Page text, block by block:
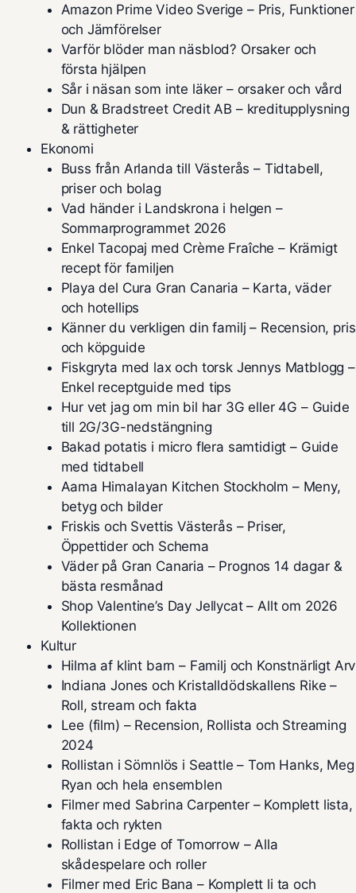
Amazon Prime Video Sverige – Pris, Funktioner
och Jämförelser
Varför blöder man näsblod? Orsaker och
första hjälpen
Sår i näsan som inte läker – orsaker och vård
Dun & Bradstreet Credit AB – kreditupplysning
& rättigheter
Ekonomi
Buss från Arlanda till Västerås – Tidtabell,
priser och bolag
Vad händer i Landskrona i helgen –
Sommarprogrammet 2026
Enkel Tacopaj med Crème Fraîche – Krämigt
recept för familjen
Playa del Cura Gran Canaria – Karta, väder
och hotellips
Känner du verkligen din familj – Recension, pris
och köpguide
Fiskgryta med lax och torsk Jennys Matblogg –
Enkel receptguide med tips
Hur vet jag om min bil har 3G eller 4G – Guide
till 2G/3G-nedstängning
Bakad potatis i micro flera samtidigt – Guide
med tidtabell
Aama Himalayan Kitchen Stockholm – Meny,
betyg och bilder
Friskis och Svettis Västerås – Priser,
Öppettider och Schema
Väder på Gran Canaria – Prognos 14 dagar &
bästa resmånad
Shop Valentine’s Day Jellycat – Allt om 2026
Kollektionen
Kultur
Hilma af klint barn – Familj och Konstnärligt Arv
Indiana Jones och Kristalldödskallens Rike –
Roll, stream och fakta
Lee (film) – Recension, Rollista och Streaming
2024
Rollistan i Sömnlös i Seattle – Tom Hanks, Meg
Ryan och hela ensemblen
Filmer med Sabrina Carpenter – Komplett lista,
fakta och rykten
Rollistan i Edge of Tomorrow – Alla
skådespelare och roller
Filmer med Eric Bana – Komplett li ta och